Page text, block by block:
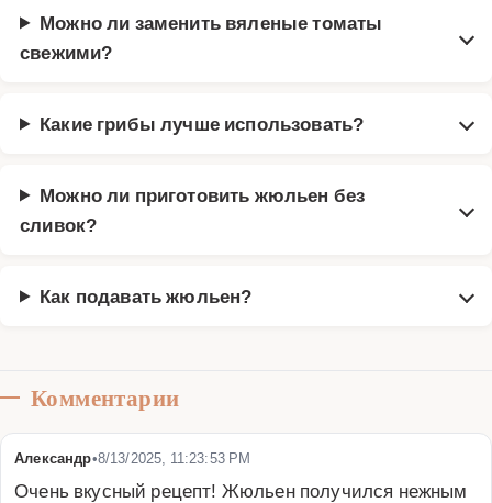
Можно ли заменить вяленые томаты
свежими?
Какие грибы лучше использовать?
Можно ли приготовить жюльен без
сливок?
Как подавать жюльен?
Комментарии
Александр•8/13/2025, 11:23:53 PM
Очень вкусный рецепт! Жюльен получился нежным